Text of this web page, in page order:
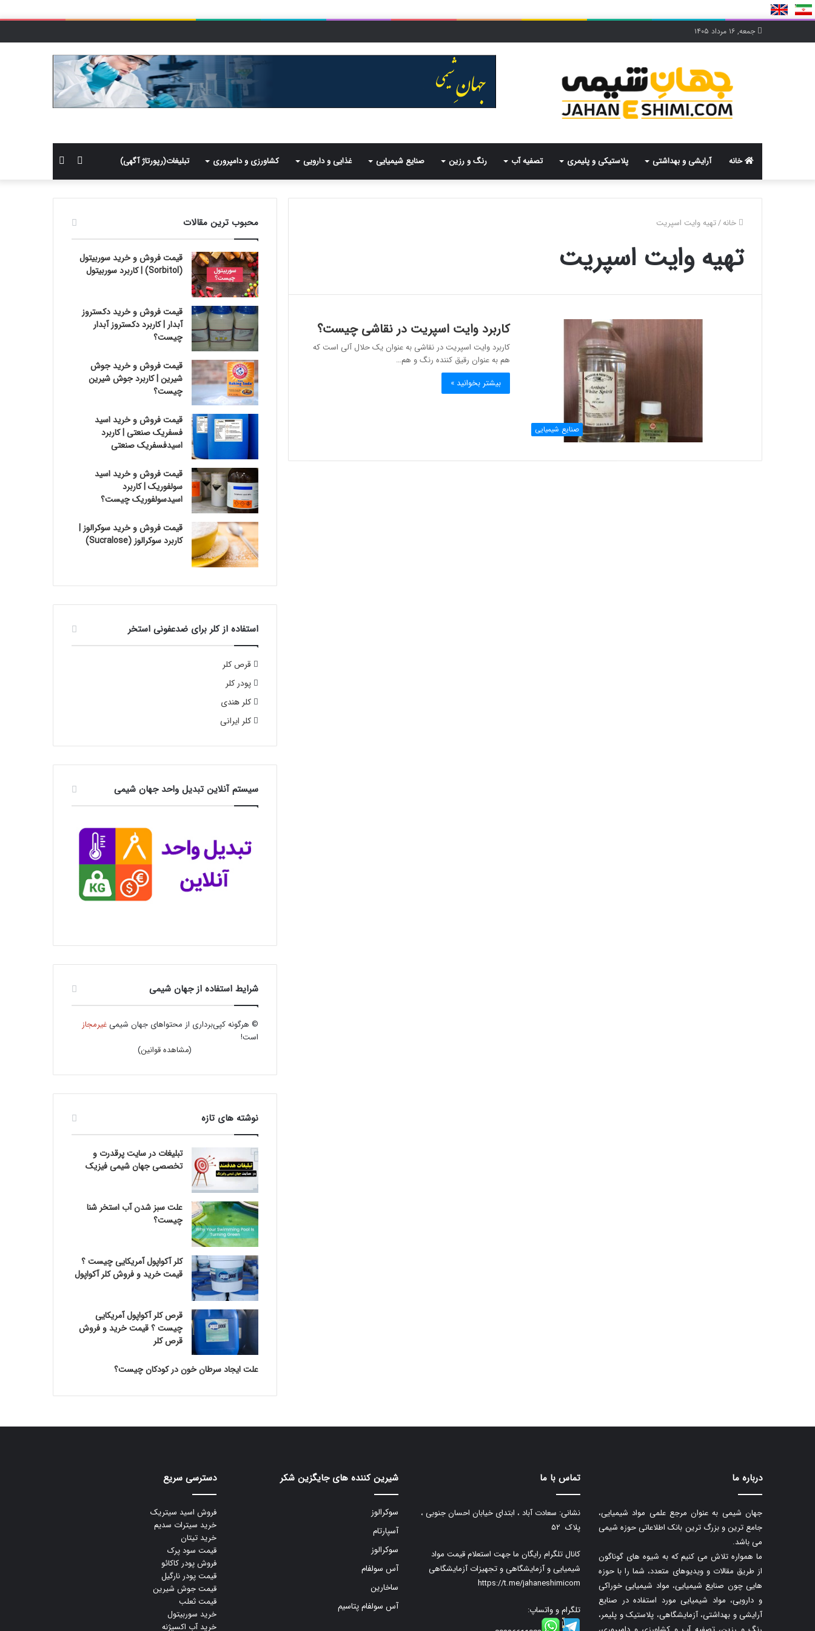
جمعه, ۱۶ مرداد ۱۴۰۵
خانه آرایشی و بهداشتی پلاستیکی و پلیمری تصفیه آب رنگ و رزین صنایع شیمیایی غذایی و دارویی کشاورزی و دامپروری تبلیغات(رپورتاژ آگهی)
برای
سایدبار
خانه/تهیه وایت اسپریت
تهیه وایت اسپریت
صنایع شیمیایی
کاربرد وایت اسپریت در نقاشی چیست؟
کاربرد وایت اسپریت در نقاشی به عنوان یک حلال آلی است که
هم به عنوان رقیق کننده رنگ و هم…
بیشتر بخوانید »
محبوب ترین مقالات
قیمت فروش و خرید سوربیتول
(Sorbitol) | کاربرد سوربیتول
قیمت فروش و خرید دکستروز
آبدار | کاربرد دکستروز آبدار
چیست؟
قیمت فروش و خرید جوش
شیرین | کاربرد جوش شیرین
چیست؟
قیمت فروش و خرید اسید
فسفریک صنعتی | کاربرد
اسیدفسفریک صنعتی
قیمت فروش و خرید اسید
سولفوریک | کاربرد
اسیدسولفوریک چیست؟
قیمت فروش و خرید سوکرالوز |
کاربرد سوکرالوز (Sucralose)
استفاده از کلر برای ضدعفونی استخر
قرص کلر
پودر کلر
کلر هندی
کلر ایرانی
سیستم آنلاین تبدیل واحد جهان شیمی
شرایط استفاده از جهان شیمی
© هرگونه کپی‌برداری از محتواهای جهان شیمیغیرمجاز
است!
(مشاهده قوانین)
نوشته های تازه
تبلیغات در سایت پرقدرت و
تخصصی جهان شیمی فیزیک
علت سبز شدن آب استخر شنا
چیست؟
کلر آکواپول آمریکایی چیست ؟
قیمت خرید و فروش کلر آکواپول
قرص کلر آکواپول آمریکایی
چیست ؟ قیمت خرید و فروش
قرص کلر
علت ایجاد سرطان خون در کودکان چیست؟
درباره ما
جهان شیمی به عنوان مرجع علمی مواد شیمیایی،
جامع ترین و بزرگ ترین بانک اطلاعاتی حوزه شیمی
می باشد.
ما همواره تلاش می کنیم که به شیوه های گوناگون
از طریق مقالات و ویدیوهای متعدد، شما را با حوزه
هایی چون صنایع شیمیایی، مواد شیمیایی خوراکی
و دارویی، مواد شیمیایی مورد استفاده در صنایع
آرایشی و بهداشتی، آزمایشگاهی، پلاستیک و پلیمر،
تماس با ما
نشانی: سعادت آباد ، ابتدای خیابان احسان جنوبی ،
پلاک ۵۲
کانال تلگرام رایگان ما جهت استعلام قیمت مواد
شیمیایی و آزمایشگاهی و تجهیزات آزمایشگاهی
https://t.me/jahaneshimicom
تلگرام و واتساپ:
شیرین کننده های جایگزین شکر
سوکرالوز
آسپارتام
سوکرالوز
آس سولفام
ساخارین
آس سولفام پتاسیم
دسترسی سریع
فروش اسید سیتریک
خرید سیترات سدیم
خرید تیتان
قیمت سود پرک
فروش پودر کاکائو
قیمت پودر نارگیل
قیمت جوش شیرین
قیمت ثعلب
خرید سوربیتول
خرید آب اکسیژنه